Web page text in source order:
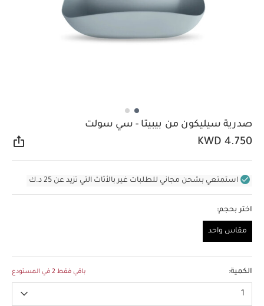
صدرية سيليكون من بيبيتا - سي سولت
KWD 4.750
استمتعي بشحن مجاني للطلبات غير بالأثاث التي تزيد عن 25 د.ك
اختر بحجم:
مقاس واحد
الكمية: باقي فقط 2 في المستودع
1